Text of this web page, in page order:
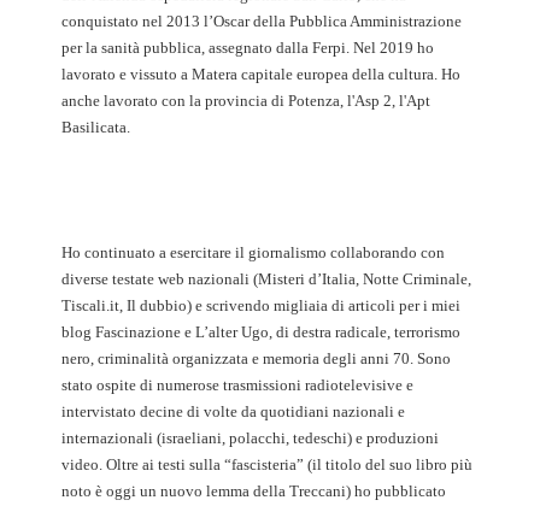
conquistato nel 2013 l’Oscar della Pubblica Amministrazione
per la sanità pubblica, assegnato dalla Ferpi. Nel 2019 ho
lavorato e vissuto a Matera capitale europea della cultura. Ho
anche lavorato con la provincia di Potenza, l'Asp 2, l'Apt
Basilicata.
Ho continuato a esercitare il giornalismo collaborando con
diverse testate web nazionali (Misteri d’Italia, Notte Criminale,
Tiscali.it, Il dubbio) e scrivendo migliaia di articoli per i miei
blog Fascinazione e L’alter Ugo, di destra radicale, terrorismo
nero, criminalità organizzata e memoria degli anni 70. Sono
stato ospite di numerose trasmissioni radiotelevisive e
intervistato decine di volte da quotidiani nazionali e
internazionali (israeliani, polacchi, tedeschi) e produzioni
video. Oltre ai testi sulla “fascisteria” (il titolo del suo libro più
noto è oggi un nuovo lemma della Treccani) ho pubblicato